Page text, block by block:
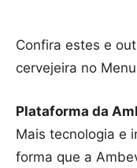
Confira estes e
cervejeira no
Plataforma da
Mais tecnologia e
forma que a